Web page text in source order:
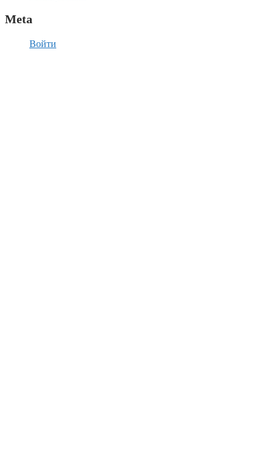
Meta
Войти